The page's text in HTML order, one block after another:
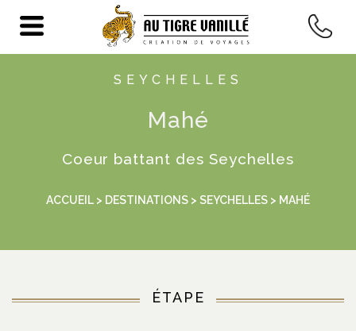
SEYCHELLES
Mahé
Coeur battant des Seychelles
ACCUEIL > DESTINATIONS > SEYCHELLES > MAHÉ
ÉTAPE